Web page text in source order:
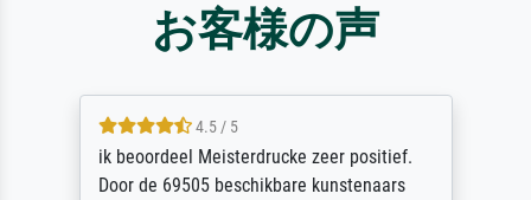
お客様の声
4.5 / 5
ik beoordeel Meisterdrucke zeer positief.
Door de 69505 beschikbare kunstenaars